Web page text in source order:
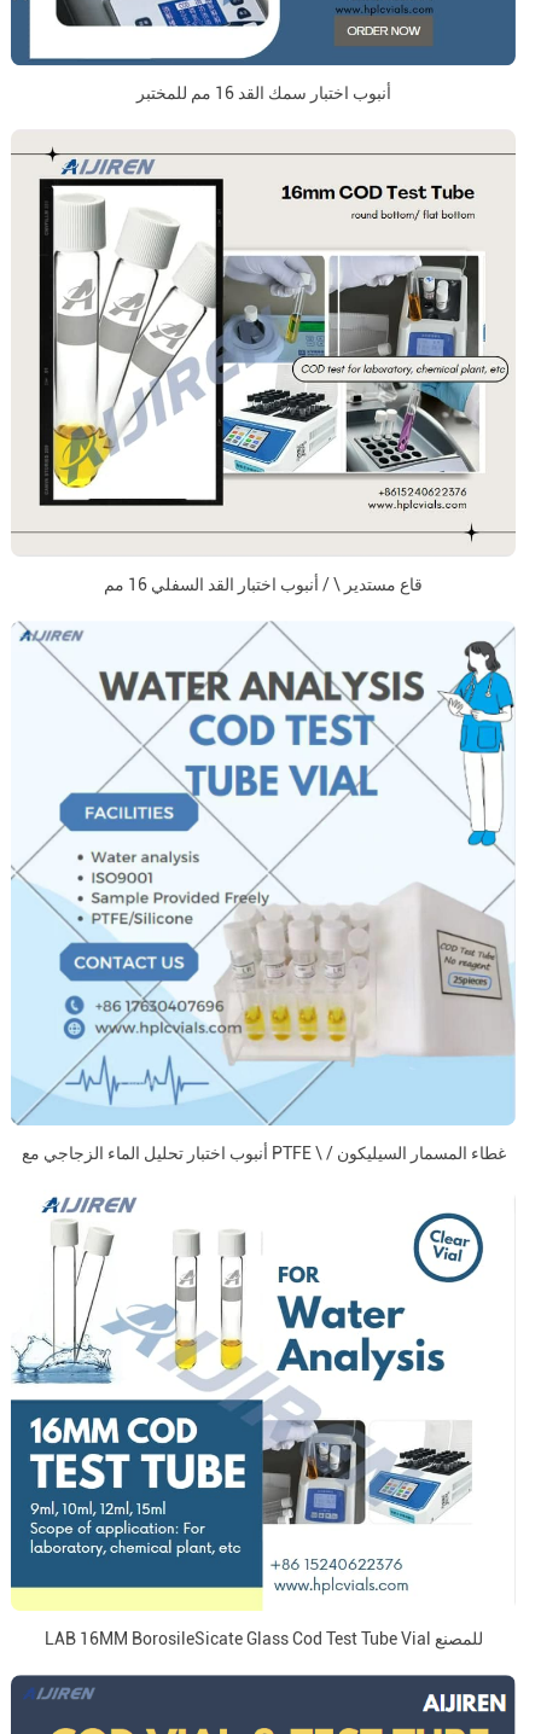
أنبوب اختبار سمك القد 16 مم للمختبر
قاع مستدير \ / أنبوب اختبار القد السفلي 16 مم
أنبوب اختبار تحليل الماء الزجاجي مع PTFE \ / غطاء المسمار السيليكون
LAB 16MM BorosileSicate Glass Cod Test Tube Vial للمصنع